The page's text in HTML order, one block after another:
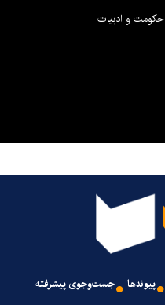
حکومت و ادبیات
پیوندها جست‌وجوی پیشرفته